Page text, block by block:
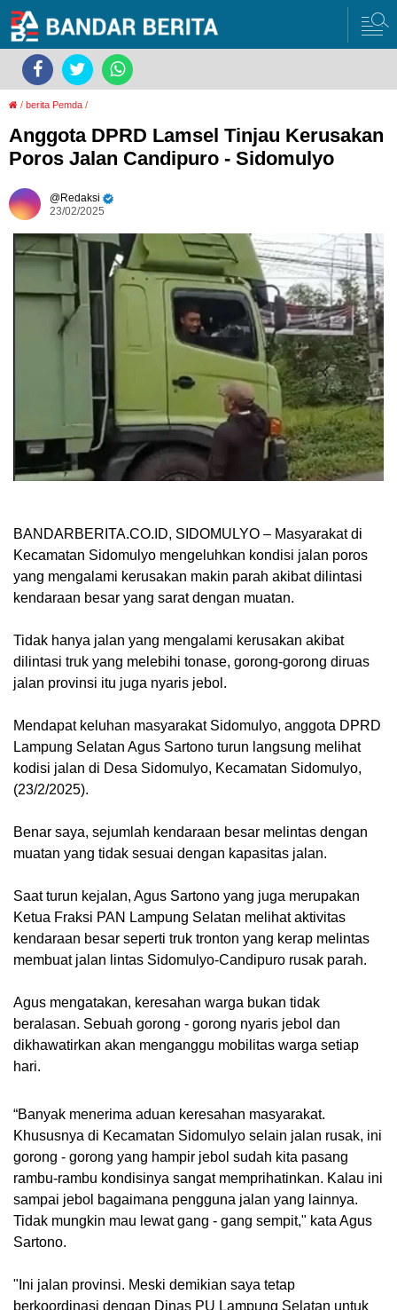
/ berita Pemda /
Anggota DPRD Lamsel Tinjau Kerusakan
Poros Jalan Candipuro - Sidomulyo
Redaksi
23/02/2025
BANDARBERITA.CO.ID, SIDOMULYO – Masyarakat di
Kecamatan Sidomulyo mengeluhkan kondisi jalan poros
yang mengalami kerusakan makin parah akibat dilintasi
kendaraan besar yang sarat dengan muatan.
Tidak hanya jalan yang mengalami kerusakan akibat
dilintasi truk yang melebihi tonase, gorong-gorong diruas
jalan provinsi itu juga nyaris jebol.
Mendapat keluhan masyarakat Sidomulyo, anggota DPRD
Lampung Selatan Agus Sartono turun langsung melihat
kodisi jalan di Desa Sidomulyo, Kecamatan Sidomulyo,
(23/2/2025).
Benar saya, sejumlah kendaraan besar melintas dengan
muatan yang tidak sesuai dengan kapasitas jalan.
Saat turun kejalan, Agus Sartono yang juga merupakan
Ketua Fraksi PAN Lampung Selatan melihat aktivitas
kendaraan besar seperti truk tronton yang kerap melintas
membuat jalan lintas Sidomulyo-Candipuro rusak parah.
Agus mengatakan, keresahan warga bukan tidak
beralasan. Sebuah gorong - gorong nyaris jebol dan
dikhawatirkan akan menganggu mobilitas warga setiap
hari.
“Banyak menerima aduan keresahan masyarakat.
Khususnya di Kecamatan Sidomulyo selain jalan rusak, ini
gorong - gorong yang hampir jebol sudah kita pasang
rambu-rambu kondisinya sangat memprihatinkan. Kalau ini
sampai jebol bagaimana pengguna jalan yang lainnya.
Tidak mungkin mau lewat gang - gang sempit," kata Agus
Sartono.
"Ini jalan provinsi. Meski demikian saya tetap
berkoordinasi dengan Dinas PU Lampung Selatan untuk